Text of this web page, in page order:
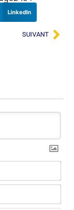
LinkedIn
SUIVANT